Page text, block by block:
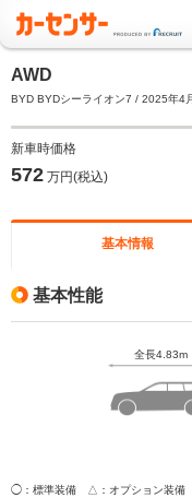
AWD
BYD BYDシーライオン7 / 2025年4
新車時価格
572 万円(税込)
基本情報
基本性能
全長4.83m
◯：標準装備 △：オプション装備